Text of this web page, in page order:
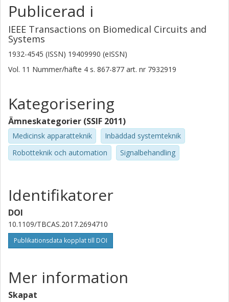
Publicerad i
IEEE Transactions on Biomedical Circuits and
Systems
1932-4545 (ISSN) 19409990 (eISSN)
Vol. 11 Nummer/häfte 4 s. 867-877 art. nr 7932919
Kategorisering
Ämneskategorier (SSIF 2011)
Medicinsk apparatteknik
Inbäddad systemteknik
Robotteknik och automation
Signalbehandling
Identifikatorer
DOI
10.1109/TBCAS.2017.2694710
Publikationsdata kopplat till DOI
Mer information
Skapat